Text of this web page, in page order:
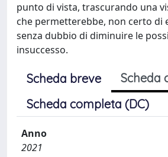
punto di vista, trascurando una
che permetterebbe, non certo di
senza dubbio di diminuire le
insuccesso.
Scheda breve
Scheda
Scheda completa (DC)
Anno
2021